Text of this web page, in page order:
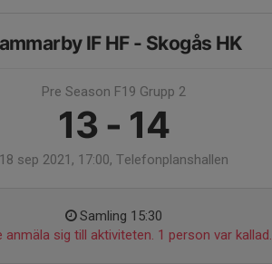
IF HF - Skogås HK
Pre Season F19 Grupp 2
13 - 14
18 sep 2021, 17:00, Telefonplanshallen
Samling 15:30
anmäla sig till aktiviteten. 1 person var kallad.